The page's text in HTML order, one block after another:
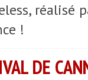
réalisé
!
DE